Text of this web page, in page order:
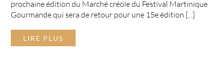
prochaine édition du Marché créole du Festival Martinique
Gourmande qui sera de retour pour une 15e édition [...]
LIRE PLUS